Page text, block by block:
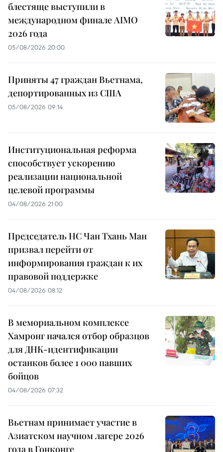
блестяще выступили в
международном финале AIMO
2026 года
05/08/2026 20:00
Приняты 47 граждан Вьетнама,
депортированных из США
05/08/2026 09:14
Институциональная реформа
способствует ускорению
реализации национальной
целевой программы
04/08/2026 21:00
Председатель НС Чан Тхань Ман
призвал перейти от
информирования граждан к их
правовой поддержке
04/08/2026 08:12
В мемориальном комплексе
Хамронг начался отбор образцов
для ДНК-идентификации
останков более 1 000 павших
бойцов
04/08/2026 07:32
Вьетнам принимает участие в
Азиатском научном лагере 2026
года в Гонконге